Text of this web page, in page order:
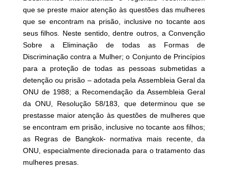
que se preste maior atenção às questões das mulheres
que se encontram na prisão, inclusive no tocante aos
seus filhos. Neste sentido, dentre outros, a Convenção
Sobre a Eliminação de todas as Formas de
Discriminação contra a Mulher; o Conjunto de Princípios
para a proteção de todas as pessoas submetidas a
detenção ou prisão – adotada pela Assembleia Geral da
ONU de 1988; a Recomendação da Assembleia Geral
da ONU, Resolução 58/183, que determinou que se
prestasse maior atenção às questões de mulheres que
se encontram em prisão, inclusive no tocante aos filhos;
as Regras de Bangkok- normativa mais recente, da
ONU, especialmente direcionada para o tratamento das
mulheres presas.